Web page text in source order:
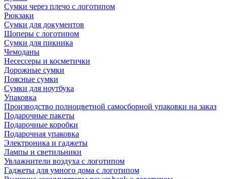
Сумки через плечо с логотипом
Рюкзаки
Сумки для документов
Шоперы с логотипом
Сумки для пикника
Чемоданы
Несессеры и косметички
Дорожные сумки
Поясные сумки
Сумки для ноутбука
Упаковка
Производство полноцветной самосборной упаковки на заказ
Подарочные пакеты
Подарочные коробки
Подарочная упаковка
Электроника и гаджеты
Лампы и светильники
Увлажнители воздуха с логотипом
Гаджеты для умного дома с логотипом